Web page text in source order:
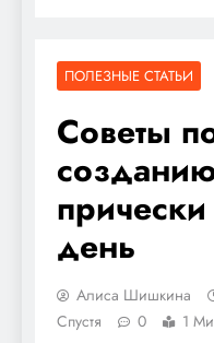
ПОЛЕЗНЫЕ СТАТЬИ
Советы
день
Алиса Шишкина
Спустя
0 1